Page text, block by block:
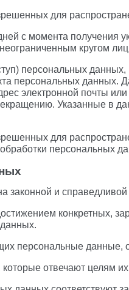
для
с момента получения
кругом
персональных
персональных данных.
электронной почты
Указанные в
для
персональных
законной и справедливой
конкретных,
персональные
отвечают целям их